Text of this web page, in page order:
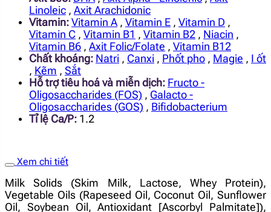
Linoleic , Axit Arachidonic
Vitamin: Vitamin A , Vitamin E , Vitamin D ,
Vitamin C , Vitamin B1 , Vitamin B2 , Niacin ,
Vitamin B6 , Axit Folic/Folate , Vitamin B12
Chất khoáng: Natri , Canxi , Phốt pho , Magie , I ốt
, Kẽm , Sắt
Hỗ trợ tiêu hoá và miễn dịch: Fructo -
Oligosaccharides (FOS) , Galacto -
Oligosaccharides (GOS) , Bifidobacterium
Tỉ lệ Ca/P: 1.2
Xem chi tiết
Milk Solids (Skim Milk, Lactose, Whey Protein),
Vegetable Oils (Rapeseed Oil, Coconut Oil, Sunflower
Oil, Soybean Oil, Antioxidant [Ascorbyl Palmitate]),